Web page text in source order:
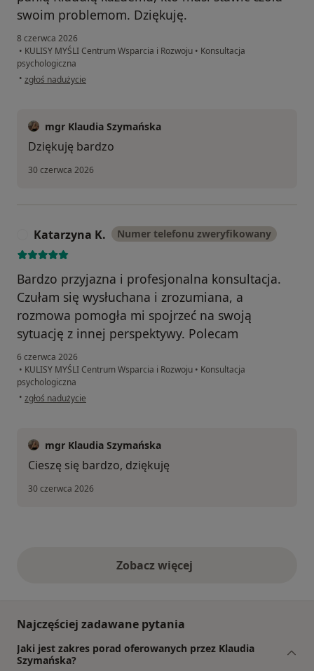
swoim problemom. Dziękuję.
8 czerwca 2026
• KULISY MYŚLI Centrum Wsparcia i Rozwoju • Konsultacja
psychologiczna
• w opinii użytkownika Agnieszka
zgłoś nadużycie
mgr Klaudia Szymańska
Dziękuję bardzo
30 czerwca 2026
Katarzyna K. Numer telefonu zweryfikowany
Bardzo przyjazna i profesjonalna konsultacja.
Czułam się wysłuchana i zrozumiana, a
rozmowa pomogła mi spojrzeć na swoją
sytuację z innej perspektywy. Polecam
6 czerwca 2026
• KULISY MYŚLI Centrum Wsparcia i Rozwoju • Konsultacja
psychologiczna
• w opinii użytkownika Katarzyna K.
zgłoś nadużycie
mgr Klaudia Szymańska
Cieszę się bardzo, dziękuję
30 czerwca 2026
Zobacz więcejopinie powyżej
Najczęściej zadawane pytania
Jaki jest zakres porad oferowanych przez Klaudia
Szymańska?